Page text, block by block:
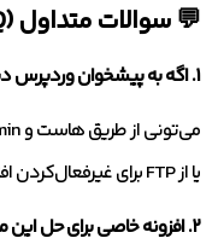
💬 سوالات متداول (FAQ)
۱. اگه به پیشخوان وردپرس دسترسی نداشته باشم چی؟
یا از FTP برای غیرفعال‌کردن افزونه‌ها و تغییر فایل‌ها استفاده کنی.
۲. افزونه خاصی برای حل این مشکل هست؟